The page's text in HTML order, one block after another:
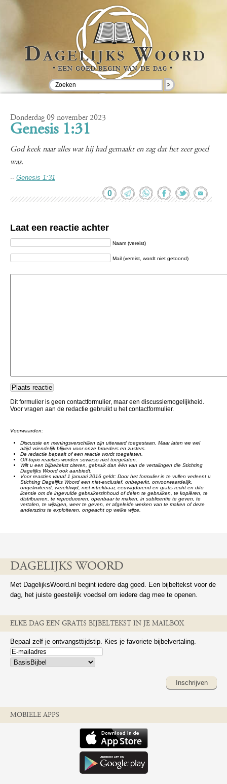
>
Donderdag 09 november 2023
Genesis 1:31
God keek naar alles wat hij had gemaakt en zag dat het zeer goed
was.
-- Genesis 1:31
0
Laat een reactie achter
Naam (vereist)
Mail (vereist, wordt niet getoond)
Dit formulier is geen contactformulier, maar een discussiemogelijkheid.
Voor vragen aan de redactie gebruikt u het contactformulier.
Voorwaarden:
Discussie en meningsverschillen zijn uiteraard toegestaan. Maar laten we wel
altijd vriendelijk blijven voor onze broeders en zusters.
De redactie bepaalt of een reactie wordt toegelaten.
Off-topic reacties worden sowieso niet toegelaten.
Wilt u een bijbeltekst citeren, gebruik dan één van de vertalingen die Stichting
Dagelijks Woord ook aanbiedt.
Voor reacties vanaf 1 januari 2016 geldt: Door het formulier in te vullen verleent u
Stichting Dagelijks Woord een niet-exclusief, onbeperkt, onvoorwaardelijk,
ongelimiteerd, wereldwijd, niet-intrekbaar, eeuwigdurend en gratis recht en dito
licentie om de ingevulde gebruikersinhoud of delen te gebruiken, te kopiëren, te
distribueren, te reproduceren, openbaar te maken, in sublicentie te geven, te
vertalen, te wijzigen, weer te geven, er afgeleide werken van te maken of deze
anderszins te exploiteren, ongeacht op welke wijze.
DAGELIJKS WOORD
Met DagelijksWoord.nl begint iedere dag goed. Een bijbeltekst voor de
dag, het juiste geestelijk voedsel om iedere dag mee te openen.
ELKE DAG EEN GRATIS BIJBELTEKST IN JE MAILBOX
Bepaal zelf je ontvangsttijdstip. Kies je favoriete bijbelvertaling.
Inschrijven
MOBIELE APPS